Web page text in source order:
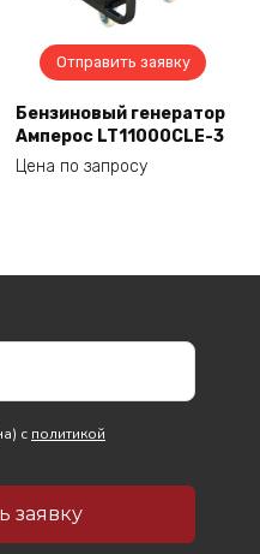
Отправить заявку
Бензиновый генератор
Амперос LT11000CLE-3
Цена по запросу